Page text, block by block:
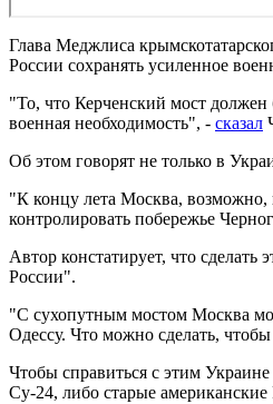
Глава Меджлиса
России сохранять усиленное
"То, что Керченский мост
военная необходимость", - сказал
Об этом говорят не только в
"К концу лета Москва, возможно,
контролировать побережье
Автор констатирует, что
России".
"С сухопутным мостом Москва
Одессу. Что можно сделать,
Чтобы справиться с этим
Су-24, либо старые американские